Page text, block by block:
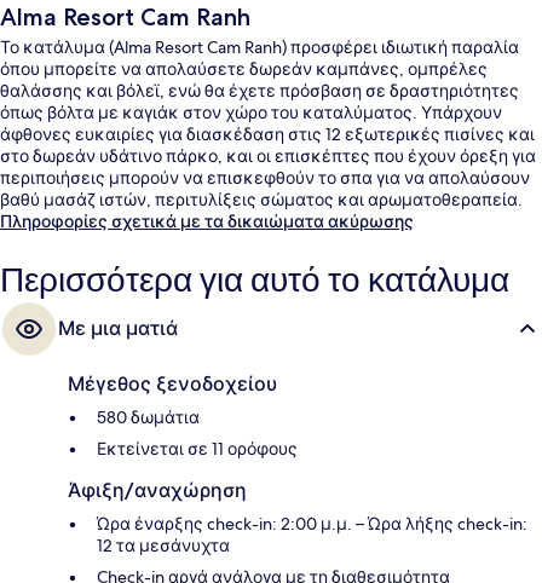
Alma Resort Cam Ranh
Το κατάλυμα (Alma Resort Cam Ranh) προσφέρει ιδιωτική παραλία
όπου μπορείτε να απολαύσετε δωρεάν καμπάνες, ομπρέλες
θαλάσσης και βόλεϊ, ενώ θα έχετε πρόσβαση σε δραστηριότητες
όπως βόλτα με καγιάκ στον χώρο του καταλύματος. Υπάρχουν
άφθονες ευκαιρίες για διασκέδαση στις 12 εξωτερικές πισίνες και
στο δωρεάν υδάτινο πάρκο, και οι επισκέπτες που έχουν όρεξη για
περιποιήσεις μπορούν να επισκεφθούν το σπα για να απολαύσουν
βαθύ μασάζ ιστών, περιτυλίξεις σώματος και αρωματοθεραπεία.
Το εστιατόριο (Alma Garden), ένα από τα 5 εστιατόρια, σερβίρει
βραδινό. Υπάρχουν ήσυχο ποτάμι τεχνητής ροής και beach bar, ενώ
οι ανέσεις μέσα στο δωμάτιο σε αυτό το ξενοδοχείο (πολυτελείας)
περιλαμβάνουν καναπέδες-κρεβάτια και ψυγεία. Άλλοι ταξιδιώτες
λατρεύουν το εξυπηρετικό προσωπικό.
Πληροφορίες σχετικά με τα δικαιώματα ακύρωσης
Περισσότερα για αυτό το κατάλυμα
Με μια ματιά
Μέγεθος ξενοδοχείου
580 δωμάτια
Εκτείνεται σε 11 ορόφους
Άφιξη/αναχώρηση
Ώρα έναρξης check-in: 2:00 μ.μ. – Ώρα λήξης check-in:
12 τα μεσάνυχτα
Check-in αργά ανάλογα με τη διαθεσιμότητα